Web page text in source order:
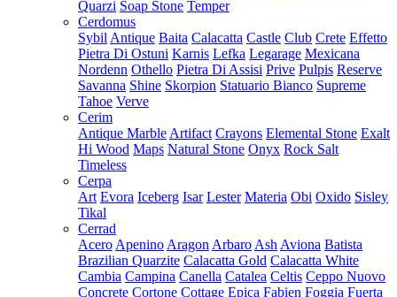
Quarzi Soap Stone Temper
Cerdomus
Sybil Antique Baita Calacatta Castle Club Crete Effetto
Pietra Di Ostuni Karnis Lefka Legarage Mexicana
Nordenn Othello Pietra Di Assisi Prive Pulpis Reserve
Savanna Shine Skorpion Statuario Bianco Supreme
Tahoe Verve
Cerim
Antique Marble Artifact Crayons Elemental Stone Exalt
Hi Wood Maps Natural Stone Onyx Rock Salt
Timeless
Cerpa
Art Evora Iceberg Isar Lester Materia Obi Oxido Sisley
Tikal
Cerrad
Acero Apenino Aragon Arbaro Ash Aviona Batista
Brazilian Quarzite Calacatta Gold Calacatta White
Cambia Campina Canella Catalea Celtis Ceppo Nuovo
Concrete Cortone Cottage Epica Fabien Foggia Fuerta